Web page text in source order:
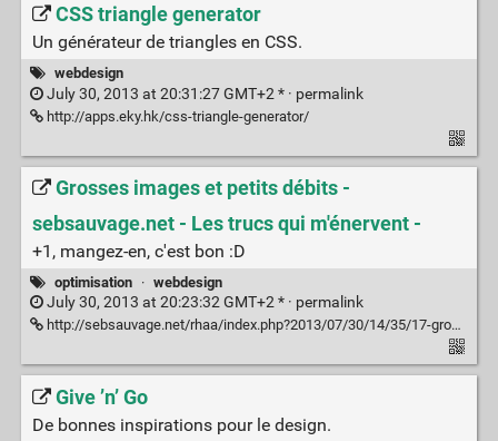
CSS triangle generator
Un générateur de triangles en CSS.
webdesign
July 30, 2013 at 20:31:27 GMT+2 * · permalink
http://apps.eky.hk/css-triangle-generator/
Grosses images et petits débits -
sebsauvage.net - Les trucs qui m'énervent -
+1, mangez-en, c'est bon :D
optimisation · webdesign
July 30, 2013 at 20:23:32 GMT+2 * · permalink
http://sebsauvage.net/rhaa/index.php?2013/07/30/14/35/17-grosses-images-et-petits-debits
Give ’n’ Go
De bonnes inspirations pour le design.